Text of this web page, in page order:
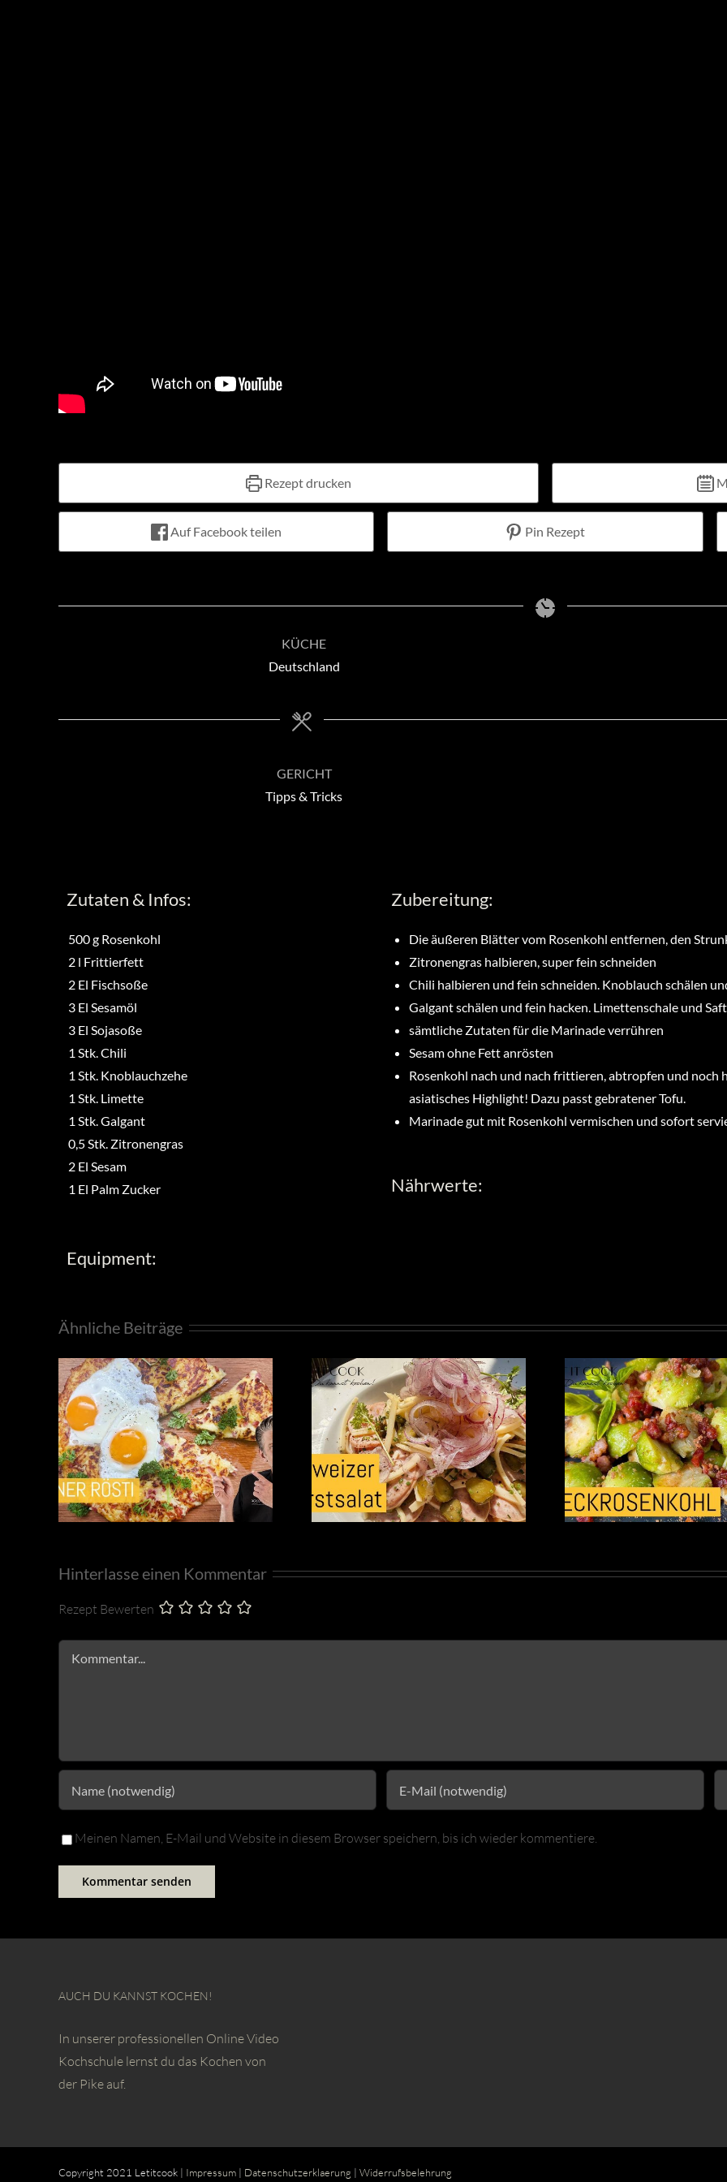
Rezept drucken
Auf Facebook teilen Pin Rezept
KÜCHE
Deutschland
GERICHT
Tipps & Tricks
Zutaten & Infos:
500g Rosenkohl
2 l Frittierfett
2 El Fischsoße
3 El Sesamöl
3 El Sojasoße
1 Stk.Chili
1 Stk. Knoblauchzehe
1 Stk. Limette
1 Stk.Galgant
0,5Stk. Zitronengras
2 El Sesam
1 El Palm Zucker
Equipment:
Zubereitung:
Die äußeren Blätter vom Rosenkohl entfernen, den
Zitronengras halbieren, super fein schneiden
Chili halbieren und fein schneiden. Knoblauch schälen
Galgant schälen und fein hacken. Limettenschale und
sämtliche Zutaten für die Marinade verrühren
Sesam ohne Fett anrösten
Rosenkohl nach und nach frittieren, abtropfen und noch
asiatisches Highlight! Dazu passt gebratener Tofu.
Marinade gut mit Rosenkohl vermischen und sofort
Nährwerte:
Ähnliche Beiträge
Hinterlasse einen Kommentar
Rezept Bewerten
Kommentar
Meinen Namen, E-Mail und Website in diesem Browser speichern, bis ich wieder kommentiere.
AUCH DU KANNST KOCHEN!
In unserer professionellen Online Video
Kochschule lernst du das Kochen von
der Pike auf.
Copyright 2021 Letitcook | Impressum | Datenschutzerklaerung | Widerrufsbelehrung